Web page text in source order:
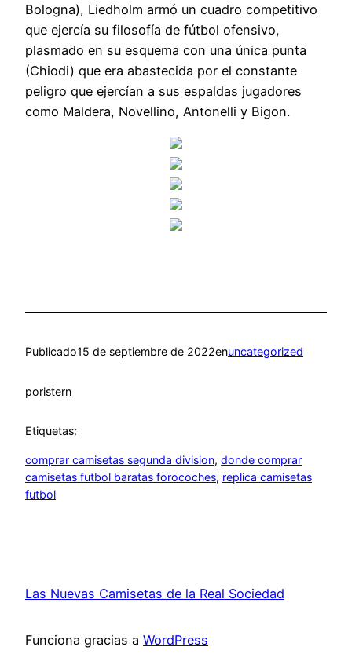
Bologna), Liedholm armó un cuadro competitivo
que ejercía su filosofía de fútbol ofensivo,
plasmado en su esquema con una única punta
(Chiodi) que era abastecida por el constante
peligro que ejercían a sus espaldas jugadores
como Maldera, Novellino, Antonelli y Bigon.
Publicado15 de septiembre de 2022enuncategorized
poristern
Etiquetas:
comprar camisetas segunda division, donde comprar
camisetas futbol baratas forocoches, replica camisetas
futbol
Las Nuevas Camisetas de la Real Sociedad
Funciona gracias a WordPress